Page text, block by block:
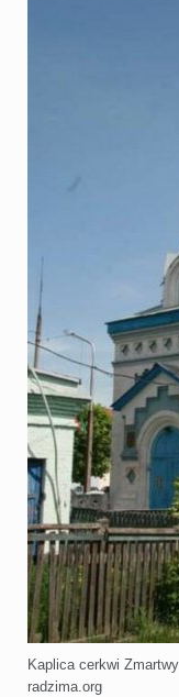
Kaplica cerkwi
radzima.org